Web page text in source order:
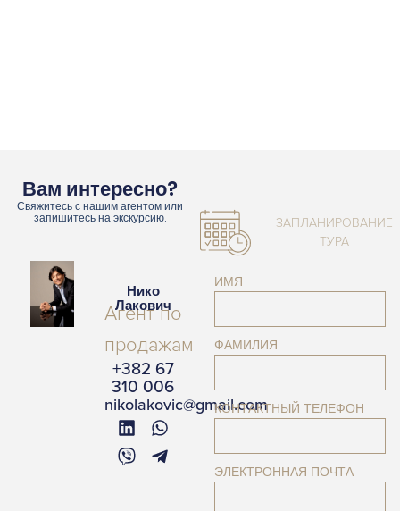
Вам интересно?
Свяжитесь с нашим агентом или
запишитесь на экскурсию.
Нико
Лакович
Агент по
продажам
+382 67
310 006
nikolakovic@gmail.com
ЗАПЛАНИРОВАНИЕ
ТУРА
ИМЯ
ФАМИЛИЯ
КОНТАКТНЫЙ ТЕЛЕФОН
ЭЛЕКТРОННАЯ ПОЧТА